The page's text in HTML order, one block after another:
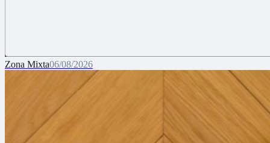
Zona Mixta06/08/2026